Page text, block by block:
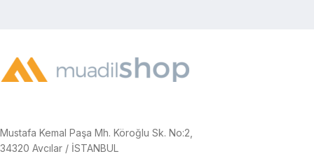
Mustafa Kemal Paşa Mh. Köroğlu Sk. No:2,
34320 Avcılar / İSTANBUL